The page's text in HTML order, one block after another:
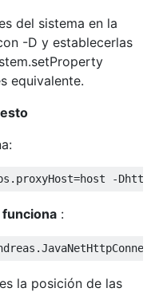
del sistema en la
-D y establecerlas
equivalente.
. proxyHost=host -
funciona :
.
la posición de las